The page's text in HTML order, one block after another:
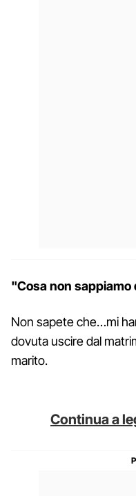
"Cosa non
Non sapete che…mi
dovuta uscire dal
marito.
Continua a